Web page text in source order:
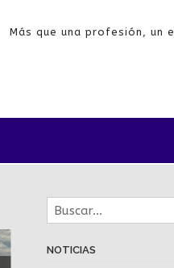
Más que una profesión, un
NOTICIAS